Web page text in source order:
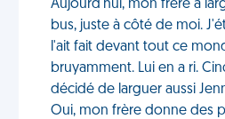
Aujourd'hui, mon frère a
bus, juste à côté de moi.
l'ait fait devant tout ce
bruyamment. Lui en a ri.
décidé de larguer aussi
Oui, mon frère donne des